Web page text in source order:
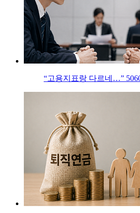
“고용지표랑 다르네…”